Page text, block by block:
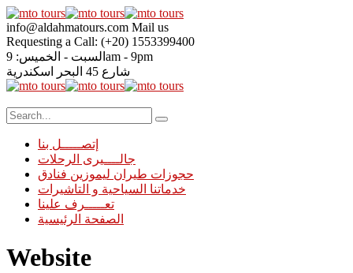
info@aldahmatours.com Mail us
Requesting a Call: (+20) 1553399400
السبت - الخميس: 9am - 9pm
شارع 45 البحر
اسكندرية
إتصـــــل بنا
جالــــيرى الرحلات
حجوزات طيران ليموزين فنادق
خدماتنا السياحية و التاشيرات
تعـــــرف علينا
الصفحة الرئيسية
Website